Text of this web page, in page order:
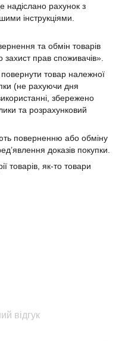
надіслано рахунок з
інструкціями.
та обмін товарів
захист прав споживачів».
товар належної
(не рахуючи дня
збережено
та розрахунковий
поверненню або обміну
доказів покупки.
товарів, як-то товари
відгук